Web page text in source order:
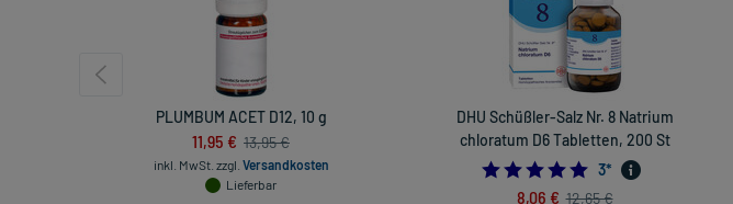
PLUMBUM ACET D12, 10 g
11,95 € 13,95 €
inkl. MwSt. zzgl. Versandkosten
Lieferbar
DHU Schüßler-Salz Nr. 8 Natrium
chloratum D6 Tabletten, 200 St
5.0
3*
8,06 € 12,65 €